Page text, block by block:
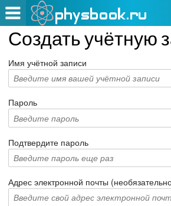
Создать учётную
Имя учётной записи
Пароль
Подтвердите пароль
Адрес электронной почты